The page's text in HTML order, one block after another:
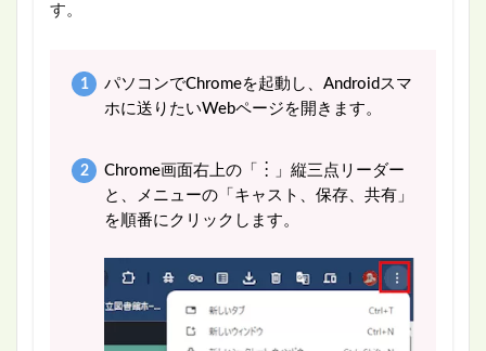
す。
パソコンでChromeを起動し、Androidスマ
ホに送りたいWebページを開きます。
Chrome画面右上の「︙」縦三点リーダー
と、メニューの「キャスト、保存、共有」
を順番にクリックします。